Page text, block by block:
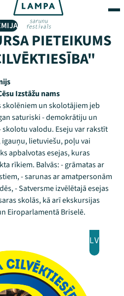
PIETEIKUMS
Izstāžu nams
un skolotājiem jeb
saturiski - demokrātiju un
valodu. Eseju var rakstīt
lietuviešu, poļu vai
apbalvotas esejas, kuras
rīkiem. Balvās: - grāmatas ar
- sarunas ar amatpersonām
- Satversme izvēlētajā esejas
skolās, kā arī ekskursijas
Eiroparlamentā Briselē.
LV